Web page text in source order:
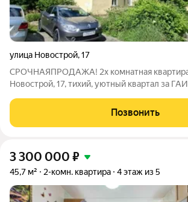
улица Новострой,17
СРОЧНАЯПРОДАЖА! 2х комнатная
Новострой, 17, тихий, уютный квартал за
звукоизоляция хорошая. В шаговой
детских садов, школа 45 (пользуется
Позвонить
3 300 000 ₽
45,7 м² 2-комн. квартира 4 этаж из 5